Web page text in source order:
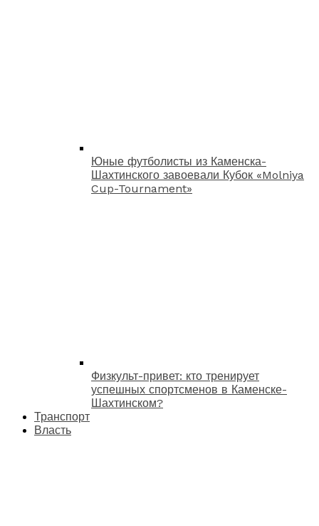
Юные футболисты из Каменска-
Шахтинского завоевали Кубок «Molniya
Cup-Tournament»
Физкульт-привет: кто тренирует
успешных спортсменов в Каменске-
Шахтинском?
Транспорт
Власть